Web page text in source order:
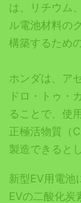
は、リチウム
ル電池材料の
構築するため
ホンダは、ア
ドロ・トゥ・
ることで、使
正極活物質（
製造できると
新型EV用電池
EVの二酸化炭